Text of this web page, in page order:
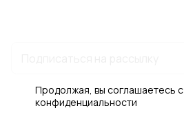
Продолжая, вы соглашаетесь с
конфиденциальности